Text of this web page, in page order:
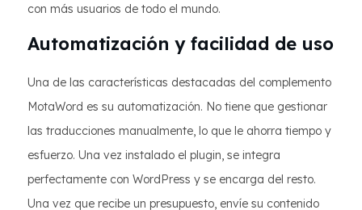
con más usuarios de todo el mundo.
Automatización y facilidad de uso
Una de las características destacadas del complemento
MotaWord es su automatización. No tiene que gestionar
las traducciones manualmente, lo que le ahorra tiempo y
esfuerzo. Una vez instalado el plugin, se integra
perfectamente con WordPress y se encarga del resto.
Una vez que recibe un presupuesto, envíe su contenido